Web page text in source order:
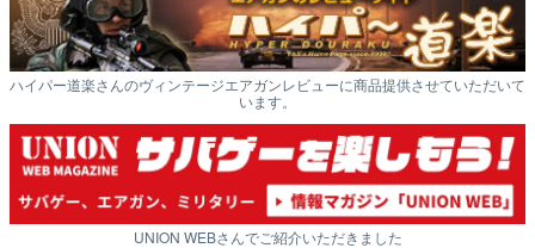
ハイパー道楽さんのヴィンテージエアガンレビューに商品提供させていただいて
います。
UNION WEBさんでご紹介いただきました